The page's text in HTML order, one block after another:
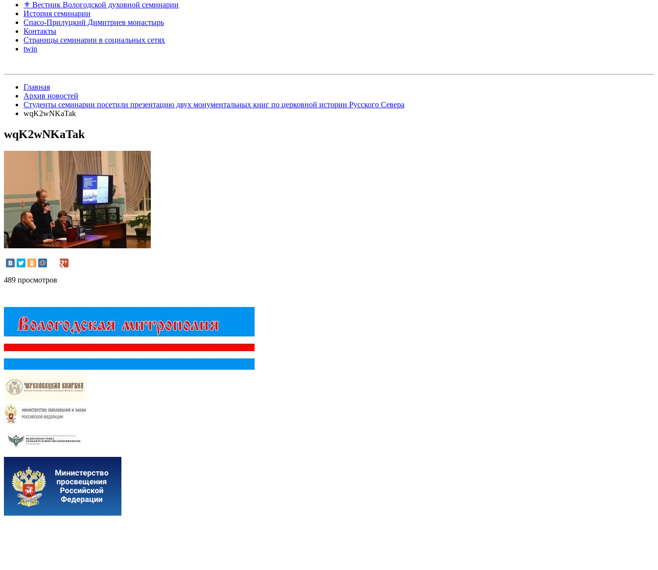
⚜ Вестник Вологодской духовной семинарии
История семинарии
Спасо-Прилуцкий Димитриев монастырь
Контакты
Страницы семинарии в социальных сетях
twin
Главная
Архив новостей
Студенты семинарии посетили презентацию двух монументальных книг по церковной истории Русского Севера
wqK2wNKaTak
wqK2wNKaTak
489 просмотров